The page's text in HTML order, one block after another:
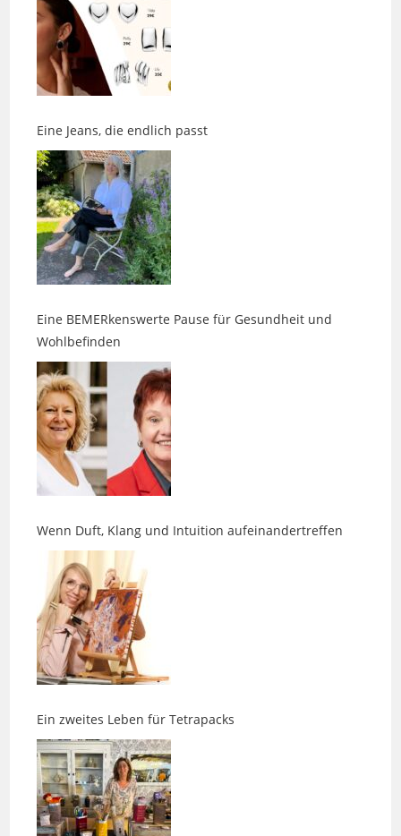
Eine Jeans, die endlich passt
Eine BEMERkenswerte Pause für Gesundheit und
Wenn Duft, Klang und Intuition aufeinandertreffen
Ein zweites Leben für Tetrapacks